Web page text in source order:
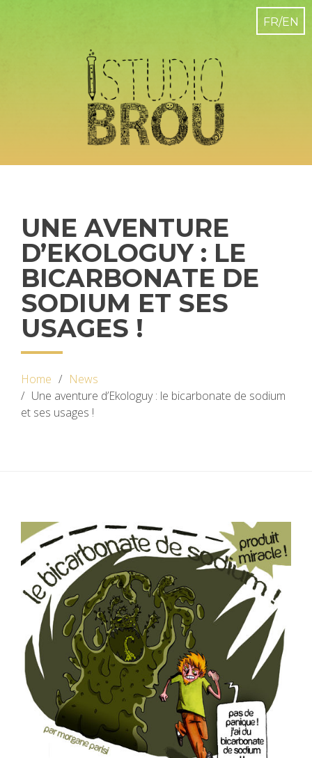
UNE AVENTURE
D’EKOLOGUY : LE
BICARBONATE DE
SODIUM ET SES
USAGES !
Home
News
Une aventure d’Ekologuy : le bicarbonate de sodium
et ses usages !